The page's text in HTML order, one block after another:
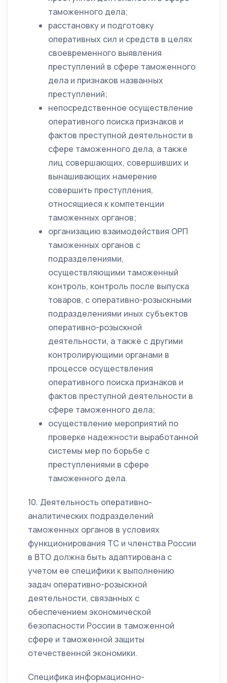
таможенного дела;
расстановку и подготовку
оперативных сил и средств в целях
своевременного выявления
преступлений в сфере таможенного
дела и признаков названных
преступлений;
непосредственное осуществление
оперативного поиска признаков и
фактов преступной деятельности в
сфере таможенного дела, а также
лиц совершающих, совершивших и
вынашивающих намерение
совершить преступления,
относящиеся к компетенции
таможенных органов;
организацию взаимодействия ОРП
таможенных органов с
подразделениями,
осуществляющими таможенный
контроль, контроль после выпуска
товаров, с оперативно-розыскными
подразделениями иных субъектов
оперативно-розыскной
деятельности, а также с другими
контролирующими органами в
процессе осуществления
оперативного поиска признаков и
фактов преступной деятельности в
сфере таможенного дела;
осуществление мероприятий по
проверке надежности выработанной
системы мер по борьбе с
преступлениями в сфере
таможенного дела.
10. Деятельность оперативно-
аналитических подразделений
таможенных органов в условиях
функционирования ТС и членства России
в ВТО должна быть адаптирована с
учетом ее специфики к выполнению
задач оперативно-розыскной
деятельности, связанных с
обеспечением экономической
безопасности России в таможенной
сфере и таможенной защиты
отечественной экономики.
Специфика информационно-